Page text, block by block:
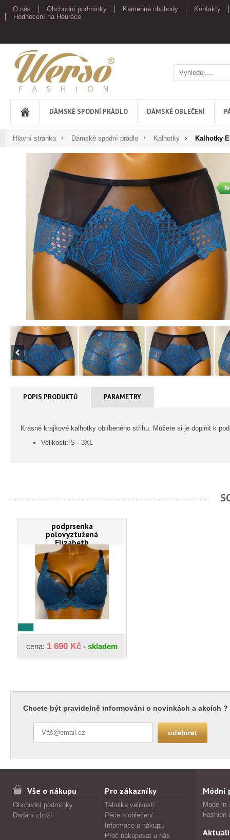
O nás Obchodní podmínky Kamenné obchody
Kontakty
Hodnocení na Heuréce
Werso
DÁMSKÉ SPODNÍ PRÁDLO DÁMSKÉ OBLEČENÍ
Hlavní stránka Dámské spodní prádlo Kalhotky Kalhotky
POPIS PRODUKTŮ PARAMETRY
Krásné krajkové kalhotky oblíbeného střihu. Můžete si je doplnit k
Velikosti: S - 3XL
podprsenka
polovyztužená
Elizabeth
cena: 1 690 Kč - skladem
Chcete být pravidelně informováni o novinkách a akcích ?
Vše o nákupu
Obchodní podmínky
Dodání zboží
Pro zákazníky
Tabulka velikostí
Péče o oblečení
Informace o nákupu
Proč nakupovat u nás
Módní
Made in
Fashion